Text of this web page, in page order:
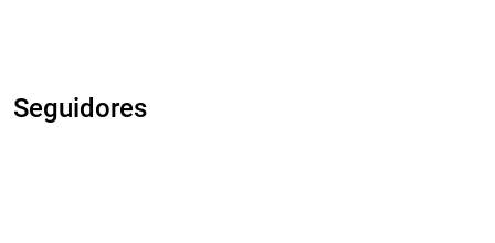
Seguidores